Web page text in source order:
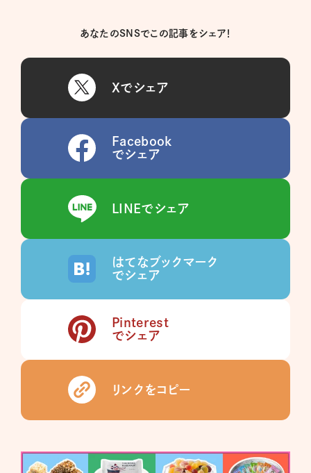
あなたのSNSでこの記事をシェア！
Xでシェア
Facebook
でシェア
LINEでシェア
はてなブックマーク
でシェア
Pinterest
でシェア
リンクをコピー